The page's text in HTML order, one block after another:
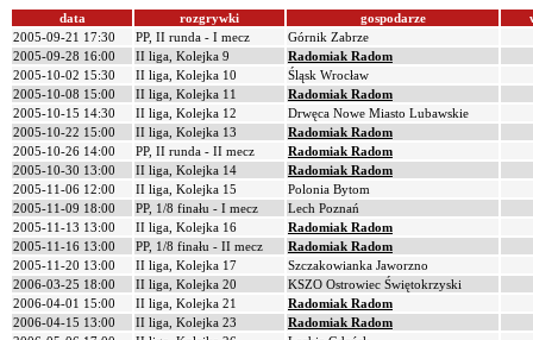
data rozgrywki gospodarze
2005-09-21 17:30
PP, II runda - I mecz
Górnik Zabrze
2005-09-28 16:00
II liga, Kolejka 9
Radomiak Radom
2005-10-02 15:30
II liga, Kolejka 10
Śląsk Wrocław
2005-10-08 15:00
II liga, Kolejka 11
Radomiak Radom
2005-10-15 14:30
II liga, Kolejka 12
Drwęca Nowe Miasto Lubawskie
2005-10-22 15:00
II liga, Kolejka 13
Radomiak Radom
2005-10-26 14:00
PP, II runda - II mecz
Radomiak Radom
2005-10-30 13:00
II liga, Kolejka 14
Radomiak Radom
2005-11-06 12:00
II liga, Kolejka 15
Polonia Bytom
2005-11-09 18:00
PP, 1/8 finału - I mecz
Lech Poznań
2005-11-13 13:00
II liga, Kolejka 16
Radomiak Radom
2005-11-16 13:00
PP, 1/8 finału - II mecz
Radomiak Radom
2005-11-20 13:00
II liga, Kolejka 17
Szczakowianka Jaworzno
2006-03-25 18:00
II liga, Kolejka 20
KSZO Ostrowiec Świętokrzyski
2006-04-01 15:00
II liga, Kolejka 21
Radomiak Radom
2006-04-15 13:00
II liga, Kolejka 23
Radomiak Radom